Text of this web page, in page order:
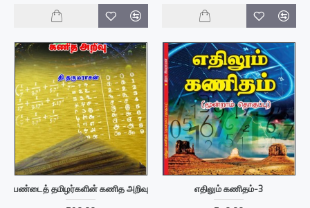
பண்டைத் தமிழர்களின் கணித அறிவு எதிலும் கணிதம்-3